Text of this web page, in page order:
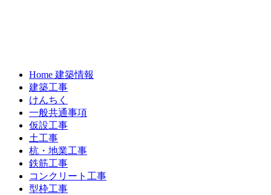
Home 建築情報
建築工事
けんちく
一般共通事項
仮設工事
土工事
杭・地業工事
鉄筋工事
コンクリート工事
型枠工事